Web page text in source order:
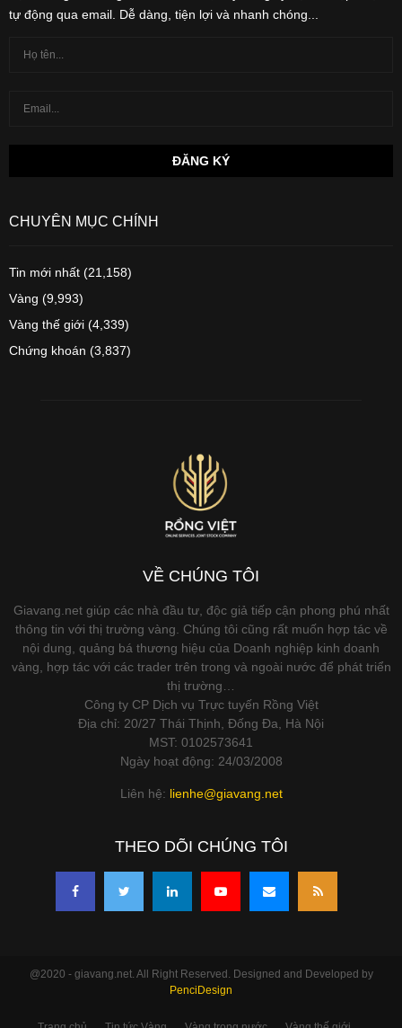
tự động qua email. Dễ dàng, tiện lợi và nhanh chóng...
CHUYÊN MỤC CHÍNH
Tin mới nhất (21,158)
Vàng (9,993)
Vàng thế giới (4,339)
Chứng khoán (3,837)
VỀ CHÚNG TÔI
Giavang.net giúp các nhà đầu tư, độc giả tiếp cận phong phú nhất
thông tin với thị trường vàng. Chúng tôi cũng rất muốn hợp tác về
nội dung, quảng bá thương hiệu của Doanh nghiệp kinh doanh
vàng, hợp tác với các trader trên trong và ngoài nước để phát triển
thị trường…
Công ty CP Dịch vụ Trực tuyến Rồng Việt
Địa chỉ: 20/27 Thái Thịnh, Đống Đa, Hà Nội
MST: 0102573641
Ngày hoạt động: 24/03/2008
Liên hệ: lienhe@giavang.net
THEO DÕI CHÚNG TÔI
@2020 - giavang.net. All Right Reserved. Designed and Developed by
PenciDesign